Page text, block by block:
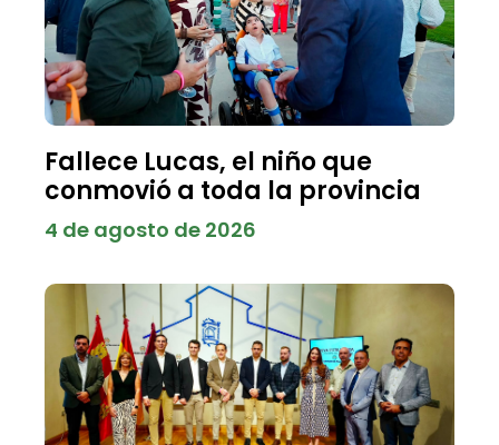
Fallece Lucas, el niño que
conmovió a toda la provincia
4 de agosto de 2026